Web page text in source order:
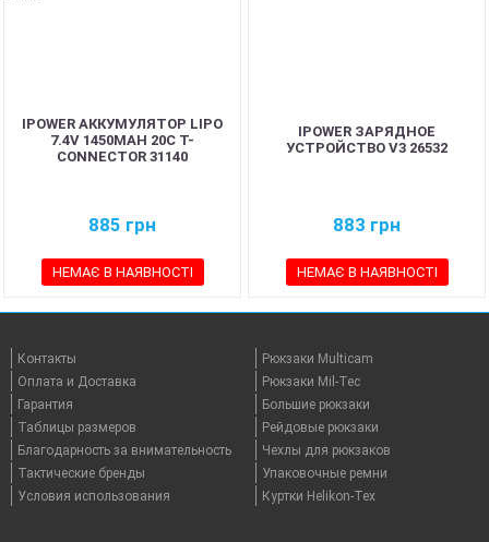
IPOWER АККУМУЛЯТОР LIPO
7.4V 1450MAH 20C T-
CONNECTOR 31140
885 грн
НЕМАЄ В НАЯВНОСТІ
IPOWER ЗАРЯДНОЕ
УСТРОЙСТВО V3 26532
883 грн
НЕМАЄ В НАЯВНОСТІ
Контакты
Оплата и Доставка
Гарантия
Таблицы размеров
Благодарность за внимательность
Тактические бренды
Условия использования
Рюкзаки Multicam
Рюкзаки Mil-Tec
Большие рюкзаки
Рейдовые рюкзаки
Чехлы для рюкзаков
Упаковочные ремни
Куртки Helikon-Tex